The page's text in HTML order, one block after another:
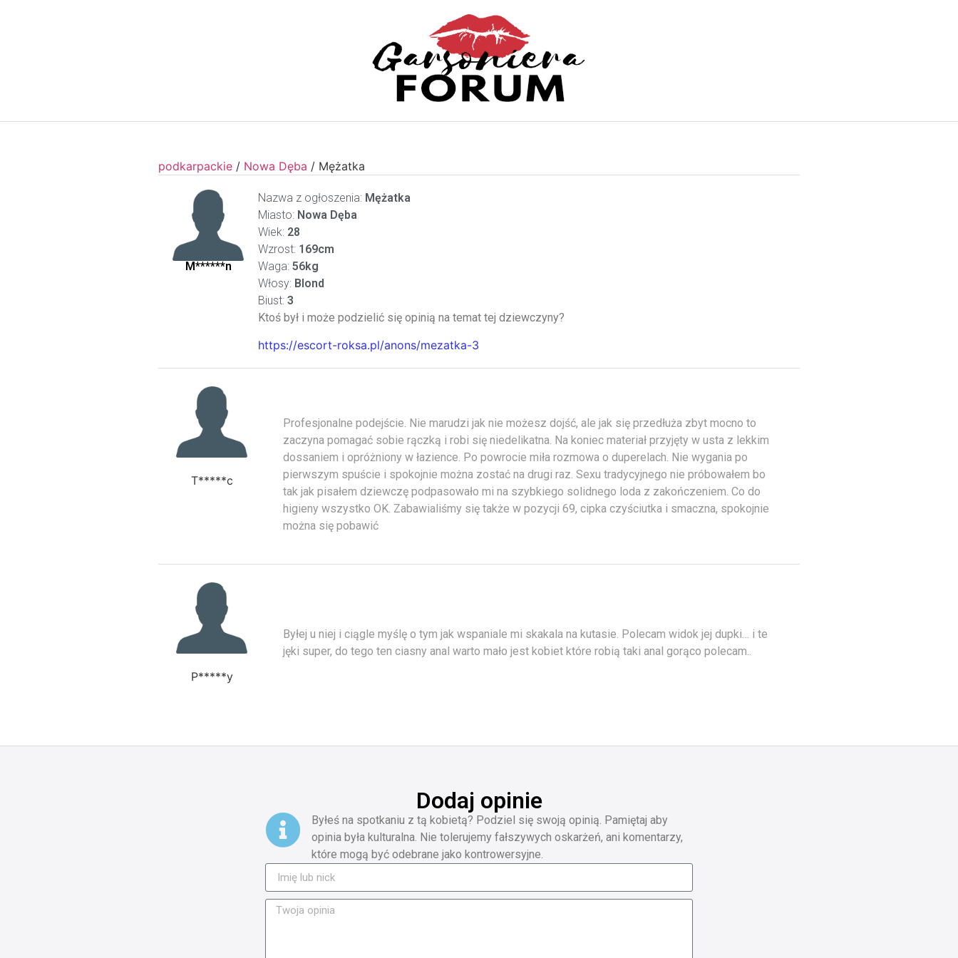
podkarpackie / Nowa Dęba / Mężatka
M******n
Nazwa z ogłoszenia: Mężatka
Miasto: Nowa Dęba
Wiek: 28
Wzrost: 169cm
Waga: 56kg
Włosy: Blond
Biust: 3
Ktoś był i może podzielić się opinią na temat tej dziewczyny?
https://escort-roksa.pl/anons/mezatka-3
T*****c
Profesjonalne podejście. Nie marudzi jak nie możesz dojść, ale jak się przedłuża zbyt mocno to
zaczyna pomagać sobie rączką i robi się niedelikatna. Na koniec materiał przyjęty w usta z lekkim
dossaniem i opróżniony w łazience. Po powrocie miła rozmowa o duperelach. Nie wygania po
pierwszym spuście i spokojnie można zostać na drugi raz. Sexu tradycyjnego nie próbowałem bo
tak jak pisałem dziewczę podpasowało mi na szybkiego solidnego loda z zakończeniem. Co do
higieny wszystko OK. Zabawialiśmy się także w pozycji 69, cipka czyściutka i smaczna, spokojnie
można się pobawić
P*****y
Byłej u niej i ciągle myślę o tym jak wspaniale mi skakala na kutasie. Polecam widok jej dupki… i te
jęki super, do tego ten ciasny anal warto mało jest kobiet które robią taki anal gorąco polecam..
Dodaj opinie
Byłeś na spotkaniu z tą kobietą? Podziel się swoją opinią. Pamiętaj aby
opinia była kulturalna. Nie tolerujemy fałszywych oskarżeń, ani komentarzy,
które mogą być odebrane jako kontrowersyjne.